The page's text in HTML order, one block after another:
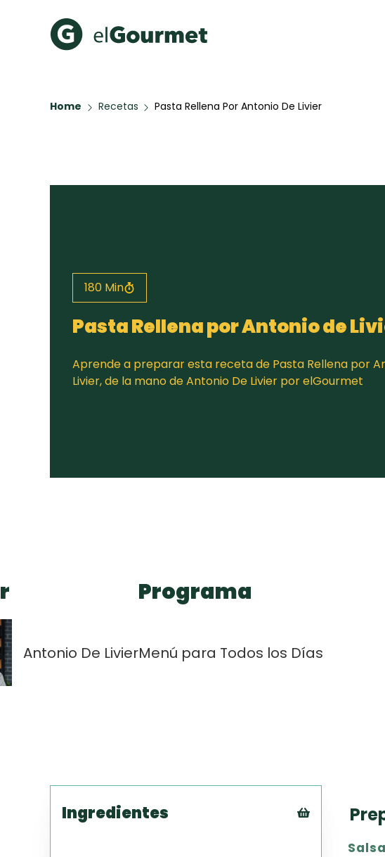
Chocolate
Todas las recetas
Home Recetas Pasta Rellena Por Antonio De Livier
180 Min
Pasta Rellena por Antonio de
Aprende a preparar esta receta de Pasta Rellena por
Livier, de la mano de Antonio De Livier por elGourmet
Antonio De Livier
Programa
Menú para Todos los Días
Ingredientes
Salsa